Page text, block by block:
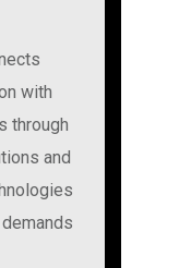
with
through
and